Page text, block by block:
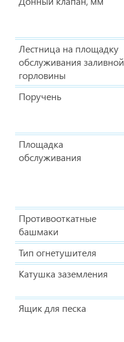
Лестница на площадку
обслуживания заливной
горловины
Поручень
Площадка
обслуживания
Противооткатные
башмаки
Тип огнетушителя
Катушка заземления
Ящик для песка